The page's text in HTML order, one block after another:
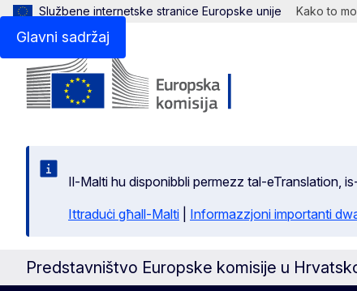
Glavni sadržaj
Službene internetske stranice Europske unije Kako to
Il-Malti hu disponibbli permezz tal-eTranslation,
Ittraduċi għall-Malti
Informazzjoni importanti
Predstavništvo Europske komisije u